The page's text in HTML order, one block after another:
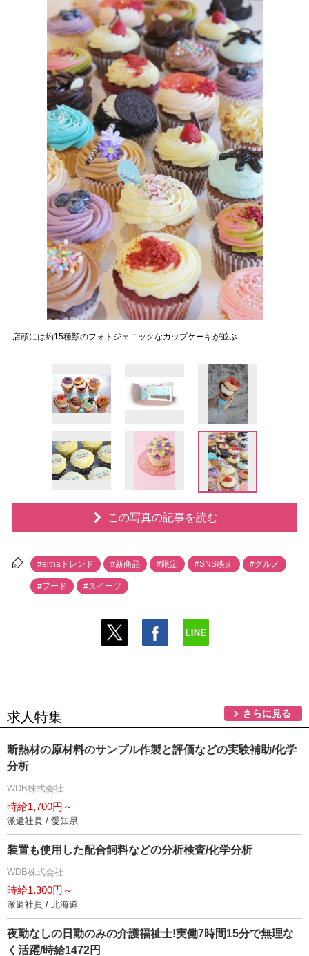
店頭には約15種類のフォトジェニックなカップケーキが並ぶ
この写真の記事を読む
#elthaトレンド #新商品 #限定 #SNS映え #グルメ
#フード #スイーツ
求人特集 さらに見る
断熱材の原材料のサンプル作製と評価などの実験補助/化学
分析
WDB株式会社
時給1,700円～
派遣社員 / 愛知県
装置も使用した配合飼料などの分析検査/化学分析
WDB株式会社
時給1,300円～
派遣社員 / 北海道
夜勤なしの日勤のみの介護福祉士!実働7時間15分で無理な
く活躍/時給1472円